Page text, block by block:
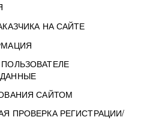
НА САЙТЕ
САЙТОМ
ПРОВЕРКА РЕГИСТРАЦИИ/